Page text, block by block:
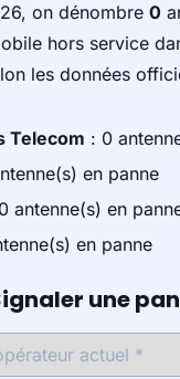
on dénombre 0
hors service
les données
Telecom : 0
en panne
antenne(s) en
en panne
une